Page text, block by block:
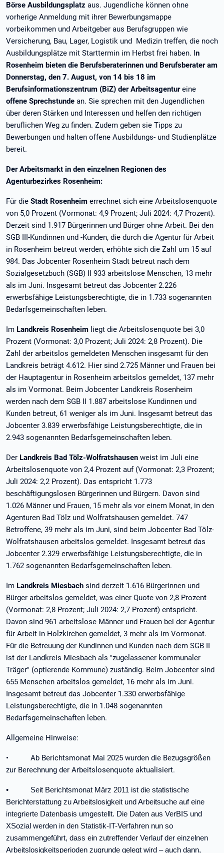
Börse Ausbildungsplatz aus. Jugendliche können ohne
vorherige Anmeldung mit ihrer Bewerbungsmappe
vorbeikommen und Arbeitgeber aus Berufsgruppen wie
Versicherung, Bau, Lager, Logistik und Medizin treffen, die noch
Ausbildungsplätze mit Starttermin im Herbst frei haben. In
Rosenheim bieten die Berufsberaterinnen und Berufsberater am
Donnerstag, den 7. August, von 14 bis 18 im
Berufsinformationszentrum (BiZ) der Arbeitsagentureine
offene Sprechstunde an. Sie sprechen mit den Jugendlichen
über deren Stärken und Interessen und helfen den richtigen
beruflichen Weg zu finden. Zudem geben sie Tipps zu
Bewerbungen und halten offene Ausbildungs- und Studienplätze
bereit.
Der Arbeitsmarkt in den einzelnen Regionen des
Agenturbezirkes Rosenheim:
Für die Stadt Rosenheim errechnet sich eine Arbeitslosenquote
von 5,0 Prozent (Vormonat: 4,9 Prozent; Juli 2024: 4,7 Prozent).
Derzeit sind 1.917 Bürgerinnen und Bürger ohne Arbeit. Bei den
SGB III-Kundinnen und -Kunden, die durch die Agentur für Arbeit
in Rosenheim betreut werden, erhöhte sich die Zahl um 15 auf
984. Das Jobcenter Rosenheim Stadt betreut nach dem
Sozialgesetzbuch (SGB) II 933 arbeitslose Menschen, 13 mehr
als im Juni. Insgesamt betreut das Jobcenter 2.226
erwerbsfähige Leistungsberechtigte, die in 1.733 sogenannten
Bedarfsgemeinschaften leben.
Im Landkreis Rosenheim liegt die Arbeitslosenquote bei 3,0
Prozent (Vormonat: 3,0 Prozent; Juli 2024: 2,8 Prozent). Die
Zahl der arbeitslos gemeldeten Menschen insgesamt für den
Landkreis beträgt 4.612. Hier sind 2.725 Männer und Frauen bei
der Hauptagentur in Rosenheim arbeitslos gemeldet, 137 mehr
als im Vormonat. Beim Jobcenter Landkreis Rosenheim
werden nach dem SGB II 1.887 arbeitslose Kundinnen und
Kunden betreut, 61 weniger als im Juni. Insgesamt betreut das
Jobcenter 3.839 erwerbsfähige Leistungsberechtigte, die in
2.943 sogenannten Bedarfsgemeinschaften leben.
Der Landkreis Bad Tölz-Wolfratshausen weist im Juli eine
Arbeitslosenquote von 2,4 Prozent auf (Vormonat: 2,3 Prozent;
Juli 2024: 2,2 Prozent). Das entspricht 1.773
beschäftigungslosen Bürgerinnen und Bürgern. Davon sind
1.026 Männer und Frauen, 15 mehr als vor einem Monat, in den
Agenturen Bad Tölz und Wolfratshausen gemeldet. 747
Betroffene, 39 mehr als im Juni, sind beim Jobcenter Bad Tölz-
Wolfratshausen arbeitslos gemeldet. Insgesamt betreut das
Jobcenter 2.329 erwerbsfähige Leistungsberechtigte, die in
1.762 sogenannten Bedarfsgemeinschaften leben.
Im Landkreis Miesbach sind derzeit 1.616 Bürgerinnen und
Bürger arbeitslos gemeldet, was einer Quote von 2,8 Prozent
(Vormonat: 2,8 Prozent; Juli 2024: 2,7 Prozent) entspricht.
Davon sind 961 arbeitslose Männer und Frauen bei der Agentur
für Arbeit in Holzkirchen gemeldet, 3 mehr als im Vormonat.
Für die Betreuung der Kundinnen und Kunden nach dem SGB II
ist der Landkreis Miesbach als "zugelassener kommunaler
Träger" (optierende Kommune) zuständig. Beim Jobcenter sind
655 Menschen arbeitslos gemeldet, 16 mehr als im Juni.
Insgesamt betreut das Jobcenter 1.330 erwerbsfähige
Leistungsberechtigte, die in 1.048 sogenannten
Bedarfsgemeinschaften leben.
Allgemeine Hinweise:
• Ab Berichtsmonat Mai 2025 wurden die Bezugsgrößen
zur Berechnung der Arbeitslosenquote aktualisiert.
• Seit Berichtsmonat März 2011 ist die statistische
Berichterstattung zu Arbeitslosigkeit und Arbeitsuche auf eine
integrierte Datenbasis umgestellt. Die Daten aus VerBIS und
XSozial werden in den Statistik-IT-Verfahren nun so
zusammengeführt, dass ein zutreffender Verlauf der einzelnen
Arbeitslosigkeitsperioden zugrunde gelegt wird – auch dann,